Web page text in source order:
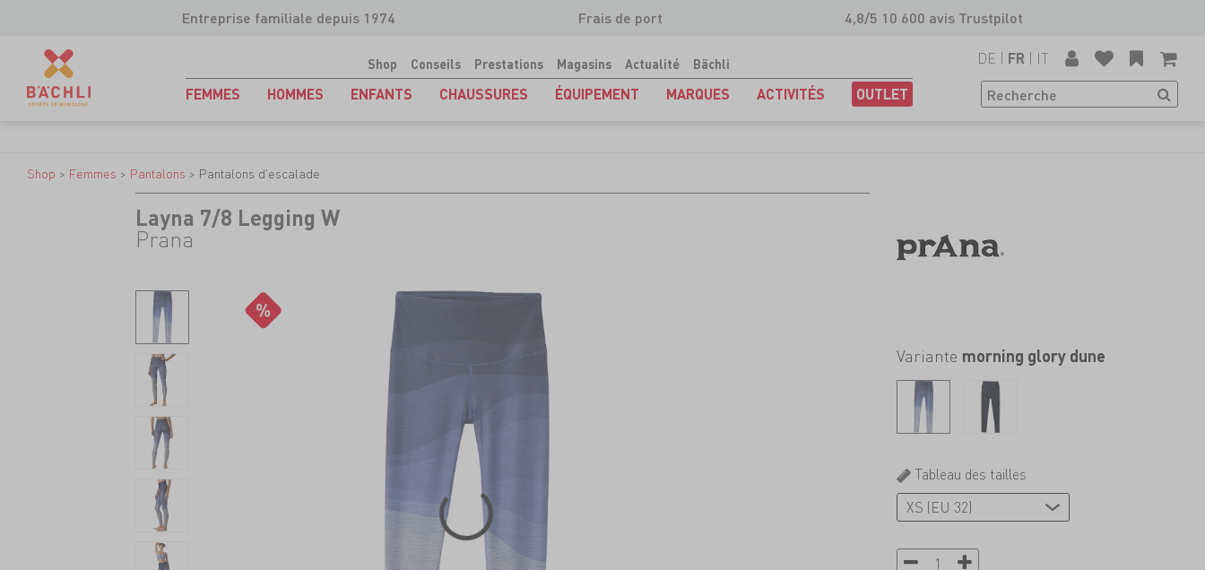
Entreprise familiale depuis 1974 Frais de port 4,8/5 10 600 avis Trustpilot
Shop Conseils Prestations Magasins Actualité Bächli
FEMMES HOMMES ENFANTS CHAUSSURES ÉQUIPEMENT MARQUES ACTIVITÉS OUTLET
DE | FR | IT
Shop > Femmes > Pantalons > Pantalons d'escalade
Layna 7/8 Legging W
Prana
Variante morning glory dune
Tableau des tailles